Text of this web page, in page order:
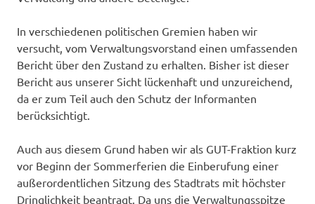
In verschiedenen politischen Gremien haben wir
versucht, vom Verwaltungsvorstand einen umfassenden
Bericht über den Zustand zu erhalten. Bisher ist dieser
Bericht aus unserer Sicht lückenhaft und unzureichend,
da er zum Teil auch den Schutz der Informanten
berücksichtigt.
Auch aus diesem Grund haben wir als GUT-Fraktion kurz
vor Beginn der Sommerferien die Einberufung einer
außerordentlichen Sitzung des Stadtrats mit höchster
Dringlichkeit beantragt. Da uns die Verwaltungsspitze